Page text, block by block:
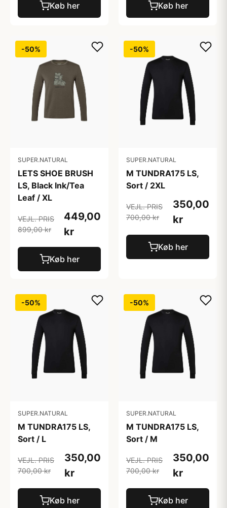
Køb her Køb her
-50%
SUPER.NATURAL
LETS SHOE BRUSH
LS, Black Ink/Tea
Leaf / XL
VEJL. PRIS
899,00 kr
449,00
kr
Køb her
-50%
SUPER.NATURAL
M TUNDRA175 LS,
Sort / 2XL
VEJL. PRIS
700,00 kr
350,00
kr
Køb her
-50%
SUPER.NATURAL
M TUNDRA175 LS,
Sort / L
VEJL. PRIS
700,00 kr
350,00
kr
Køb her
-50%
SUPER.NATURAL
M TUNDRA175 LS,
Sort / M
VEJL. PRIS
700,00 kr
350,00
kr
Køb her